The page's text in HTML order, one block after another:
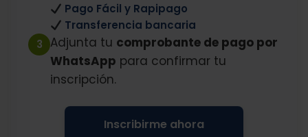
Pago Fácil y Rapipago
Transferencia bancaria
3
Adjunta tu comprobante de pago por
WhatsApp para confirmar tu
inscripción.
Inscribirme ahora